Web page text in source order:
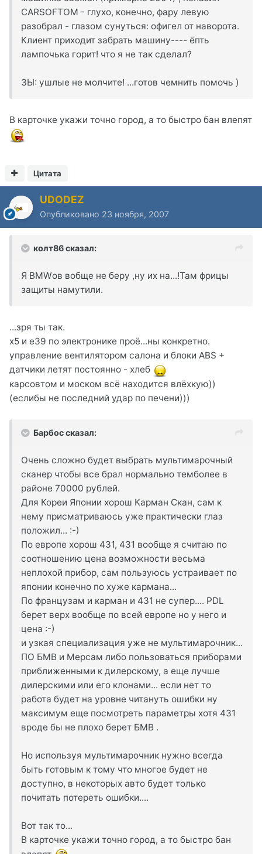
CARSOFTOM - глухо, конечно, фару левую
разобрал - глазом сунуться: офигел от наворота.
Клиент приходит забрать машину---- ёпть
лампочька горит! что я не так сделал?
ЗЫ: ушлые не молчите! ...готов чемнить помочь )
В карточке укажи точно город, а то быстро бан влепят
Цитата
UDODEZ
Опубликовано 23 ноября, 2007
колт86 сказал:
Я BMWов вобще не беру ,ну их на...!Там фрицы
защиты намутили.
...зря ты так.
х5 и е39 по электронике проё...ны конкретно.
управление вентилятором салона и блоки ABS +
датчики летят постоянно - хлеб
карсовтом и моском всё находится влёхкую))
(еслибы не последний удар по печени)))
Барбос сказал:
Очень сложно будет выбрать мультимарочный
сканер чтобы все брал нормально темболее в
районе 70000 рублей.
Для Кореи Японии хорош Карман Скан, сам к
нему присматриваюсь уже практически глаз
положил... :-)
По европе хорош 431, 431 вообще я считаю по
соотношению цена возможности весьма
неплохой прибор, сам пользуюсь устраивает по
японии конечно по хуже кармана...
По французам и карман и 431 не супер.... PDL
берет верх вообще по всей европе но у него и
цена :-)
и узкая специализация уже не мультимарочник...
ПО БМВ и Мерсам либо пользоваться приборами
приближенными к дилерскому, а еще лучше
дилерскими или его клонами... если нет то
работа будет на уровне читануть ошибки ну
максимум еще посмотреть параметры хотя 431
вроде бы не плохо берет БМВ .
Но используя мультимарочник нужно всегда
быть готовым к тому что многое будет не
доступно, в некоторых авто будет только
почитать потереть ошибки....
Вот так то...
В карточке укажи точно город, а то быстро бан